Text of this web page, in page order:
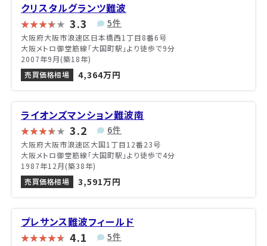
クリスタルグランツ難波
3.3 5件
大阪府大阪市浪速区日本橋西1丁目8番6号
大阪メトロ御堂筋線「大国町駅」より徒歩で9分
2007年9月(築18年)
売買価格相場
4,364万円
ライオンズマンション難波南
3.2 6件
大阪府大阪市浪速区大国1丁目12番23号
大阪メトロ御堂筋線「大国町駅」より徒歩で4分
1987年12月(築38年)
売買価格相場
3,591万円
プレサンス難波フィールド
4.1 5件